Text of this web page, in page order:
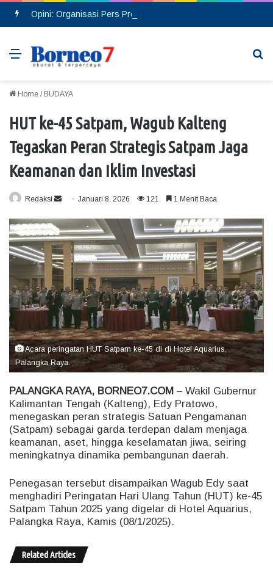
Menu
Home / BUDAYA
HUT ke-45 Satpam, Wagub Kalteng
Tegaskan Peran Strategis Satpam Jaga
Keamanan dan Iklim Investasi
Redaksi
n
d
a
n
e
m
a
i
l
Januari 8, 2026 121 1 Menit Baca
Acara peringatan HUT Satpam ke-45 di di Hotel Aquarius,
Palangka Raya.
PALANGKA RAYA, BORNEO7.COM – Wakil Gubernur
Kalimantan Tengah (Kalteng), Edy Pratowo,
menegaskan peran strategis Satuan Pengamanan
(Satpam) sebagai garda terdepan dalam menjaga
keamanan, aset, hingga keselamatan jiwa, seiring
meningkatnya dinamika pembangunan daerah.
Penegasan tersebut disampaikan Wagub Edy saat
menghadiri Peringatan Hari Ulang Tahun (HUT) ke-45
Satpam Tahun 2025 yang digelar di Hotel Aquarius,
Palangka Raya, Kamis (08/1/2025).
Related Articles